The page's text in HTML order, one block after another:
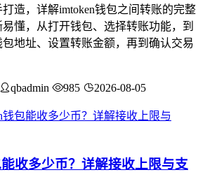
造，详解imtoken钱包之间转账的完整
懂，从打开钱包、选择转账功能，到
地址、设置转账金额，再到确认交易
qbadmin 985 2026-08-05
收多少币？详解接收上限与支